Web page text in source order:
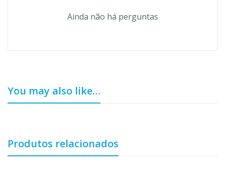
Ainda não há perguntas
You may also like…
Produtos relacionados